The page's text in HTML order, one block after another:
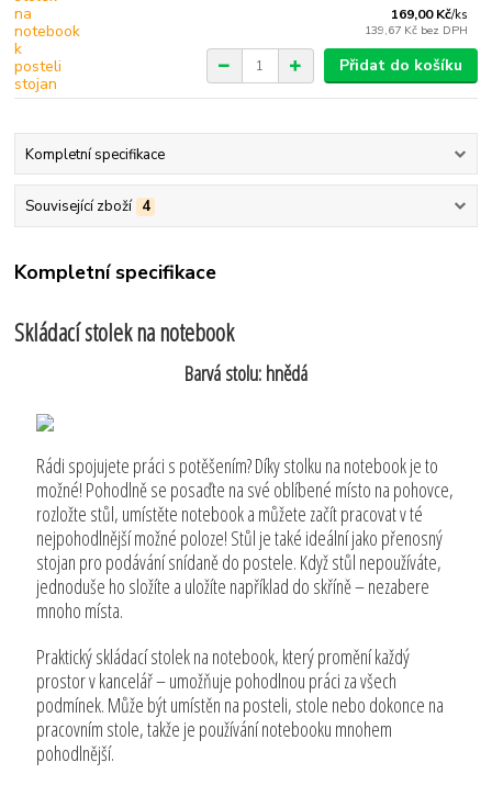
169,00 Kč/ks
139,67 Kč bez DPH
Přidat do košíku
Kompletní specifikace
Související zboží 4
Kompletní specifikace
Skládací stolek na notebook
Barvá stolu: hnědá
Rádi spojujete práci s potěšením? Díky stolku na notebook je to
možné! Pohodlně se posaďte na své oblíbené místo na pohovce,
rozložte stůl, umístěte notebook a můžete začít pracovat v té
nejpohodlnější možné poloze! Stůl je také ideální jako přenosný
stojan pro podávání snídaně do postele. Když stůl nepoužíváte,
jednoduše ho složíte a uložíte například do skříně – nezabere
mnoho místa.
Praktický skládací stolek na notebook, který promění každý
prostor v kancelář – umožňuje pohodlnou práci za všech
podmínek. Může být umístěn na posteli, stole nebo dokonce na
pracovním stole, takže je používání notebooku mnohem
pohodlnější.